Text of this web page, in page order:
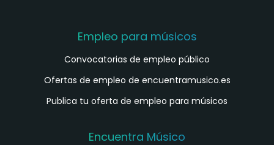
Empleo para músicos
Convocatorias de empleo público
Ofertas de empleo de encuentramusico.es
Publica tu oferta de empleo para músicos
Encuentra Músico